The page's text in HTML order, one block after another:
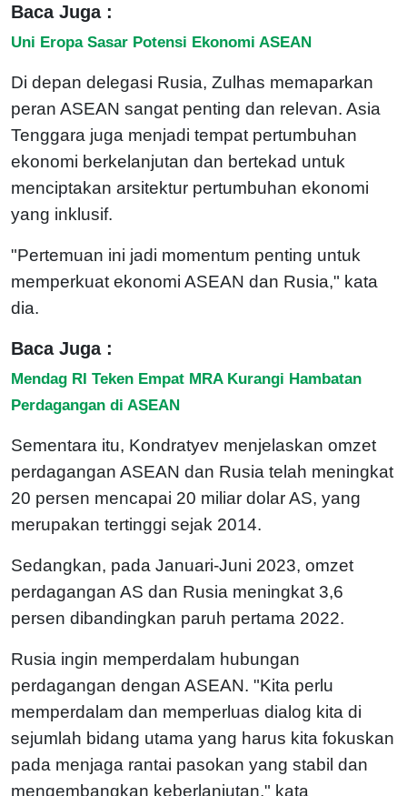
Baca Juga :
Uni Eropa Sasar Potensi Ekonomi ASEAN
Di depan delegasi Rusia, Zulhas memaparkan
peran ASEAN sangat penting dan relevan. Asia
Tenggara juga menjadi tempat pertumbuhan
ekonomi berkelanjutan dan bertekad untuk
menciptakan arsitektur pertumbuhan ekonomi
yang inklusif.
"Pertemuan ini jadi momentum penting untuk
memperkuat ekonomi ASEAN dan Rusia," kata
dia.
Baca Juga :
Mendag RI Teken Empat MRA Kurangi Hambatan
Perdagangan di ASEAN
Sementara itu, Kondratyev menjelaskan omzet
perdagangan ASEAN dan Rusia telah meningkat
20 persen mencapai 20 miliar dolar AS, yang
merupakan tertinggi sejak 2014.
Sedangkan, pada Januari-Juni 2023, omzet
perdagangan AS dan Rusia meningkat 3,6
persen dibandingkan paruh pertama 2022.
Rusia ingin memperdalam hubungan
perdagangan dengan ASEAN. "Kita perlu
memperdalam dan memperluas dialog kita di
sejumlah bidang utama yang harus kita fokuskan
pada menjaga rantai pasokan yang stabil dan
mengembangkan keberlanjutan," kata